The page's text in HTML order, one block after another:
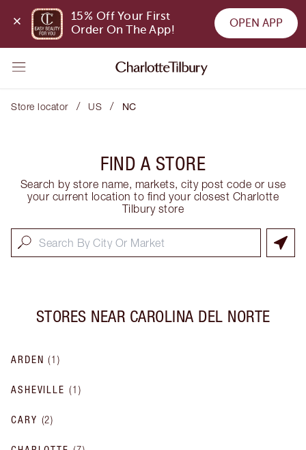
15% Off Your First
Order On The App!
OPEN APP
Store locator / US / NC
FIND A STORE
Search by store name, markets, city post code or use
your current location to find your closest Charlotte
Tilbury store
STORES NEAR CAROLINA DEL NORTE
ARDEN (1)
ASHEVILLE (1 )
CARY (2)